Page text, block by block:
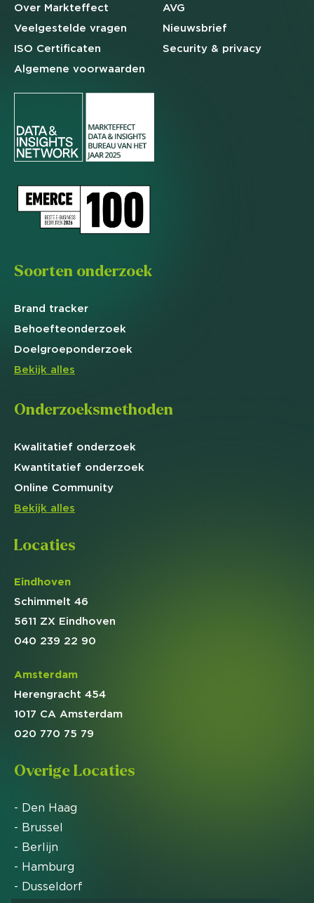
Over Markteffect
Veelgestelde vragen
ISO Certificaten
Algemene voorwaarden
AVG
Nieuwsbrief
Security & privacy
Soorten onderzoek
Brand tracker
Behoefteonderzoek
Doelgroeponderzoek
Bekijk alles
Onderzoeksmethoden
Kwalitatief onderzoek
Kwantitatief onderzoek
Online Community
Bekijk alles
Locaties
Eindhoven
Schimmelt 46
5611 ZX Eindhoven
040 239 22 90
Amsterdam
Herengracht 454
1017 CA Amsterdam
020 770 75 79
Overige Locaties
- Den Haag
- Brussel
- Berlijn
- Hamburg
- Dusseldorf